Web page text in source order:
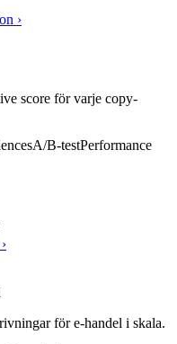
›
score för varje copy-
A/B-testPerformance
›
för e-handel i skala.